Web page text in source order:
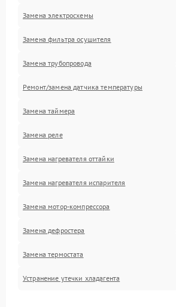
Замена электросхемы
Замена фильтра осушителя
Замена трубопровода
Ремонт/замена датчика температуры
Замена таймера
Замена реле
Замена нагревателя оттайки
Замена нагревателя испарителя
Замена мотор-компрессора
Замена дефростера
Замена термостата
Устранение утечки хладагента